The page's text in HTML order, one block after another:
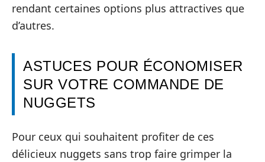
rendant certaines options plus attractives que
d’autres.
ASTUCES POUR ÉCONOMISER
SUR VOTRE COMMANDE DE
NUGGETS
Pour ceux qui souhaitent profiter de ces
délicieux nuggets sans trop faire grimper la